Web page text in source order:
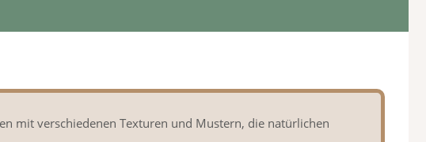
mit verschiedenen Texturen und Mustern, die natürlichen